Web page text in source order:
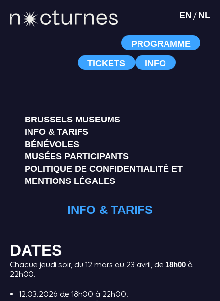
PROGRAMME
TICKETS
INFO
EN / NL
BRUSSELS MUSEUMS
INFO & TARIFS
BÉNÉVOLES
MUSÉES PARTICIPANTS
POLITIQUE DE CONFIDENTIALITÉ ET
MENTIONS LÉGALES
INFO & TARIFS
DATES
Chaque jeudi soir, du 12 mars au 23 avril, de 18h00 à
22h00.
12.03.2026 de 18h00 à 22h00.